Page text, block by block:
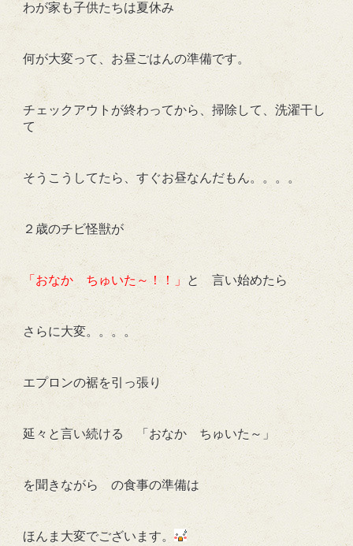
わが家も子供たちは夏休み
何が大変って、お昼ごはんの準備です。
チェックアウトが終わってから、掃除して、洗濯干し
て
そうこうしてたら、すぐお昼なんだもん。。。。
２歳のチビ怪獣が
「おなか ちゅいた～！！」 と 言い始めたら
さらに大変。。。。
エプロンの裾を引っ張り
延々と言い続ける 「おなか ちゅいた～」
を聞きながら の食事の準備は
ほんま大変でございます。